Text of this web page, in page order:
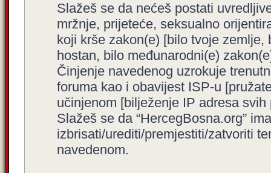
Slažeš se da nećeš postati
mržnje, prijeteće, seksualno
koji krše zakon(e) [bilo tvoje zemlje,
hostan, bilo međunarodni(e)
Činjenje navedenog uzrokuje
foruma kao i obavijest ISP-u
učinjenom [bilježenje IP adresa
Slažeš se da “HercegBosna.org”
izbrisati/urediti/premjestiti/zatvoriti
navedenom.